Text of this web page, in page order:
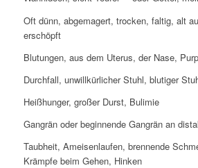
Oft dünn, abgemagert, trocken, faltig, alt
erschöpft
Blutungen, aus dem Uterus, der Nase,
Durchfall, unwillkürlicher Stuhl, blutiger
Heißhunger, großer Durst, Bulimie
Gangrän oder beginnende Gangrän an
Taubheit, Ameisenlaufen, brennende
Krämpfe beim Gehen, Hinken